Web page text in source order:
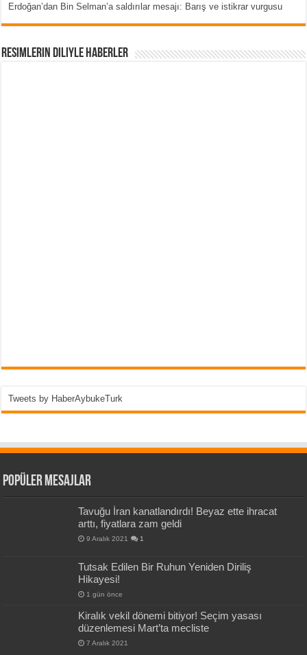
Erdoğan’dan Bin Selman’a saldırılar mesajı: Barış ve istikrar vurgusu
Resimlerin Diliyle Haberler
Tweets by HaberAybukeTurk
Popüler Mesajlar
Tavuğu İran kanatlandırdı! Beyaz ette ihracat
arttı, fiyatlara zam geldi
9 Aralık 2021 1
Tutsak Edilen Bir Ruhun Yeniden Diriliş
Hikayesi!
1 gün önce
Kiralık vekil dönemi bitiyor! Seçim yasası
düzenlemesi Mart’ta mecliste
7 Aralık 2021